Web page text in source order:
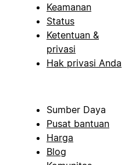
Keamanan
Status
Ketentuan &
privasi
Hak privasi Anda
Sumber Daya
Pusat bantuan
Harga
Blog